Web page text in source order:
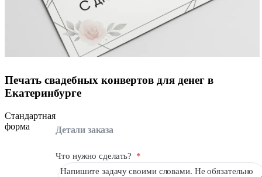
Печать свадебных конвертов для денег в
Екатеринбурге
Стандартная
форма
Детали заказа
Что нужно сделать?
*
Напишите задачу своими словами. Не обязательно